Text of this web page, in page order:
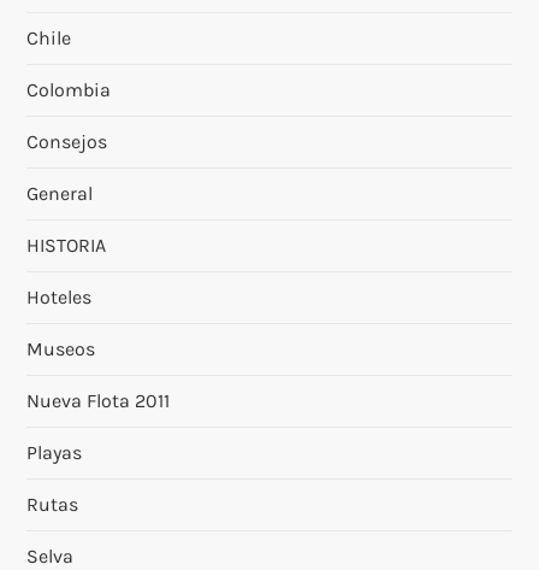
Chile
Colombia
Consejos
General
HISTORIA
Hoteles
Museos
Nueva Flota 2011
Playas
Rutas
Selva